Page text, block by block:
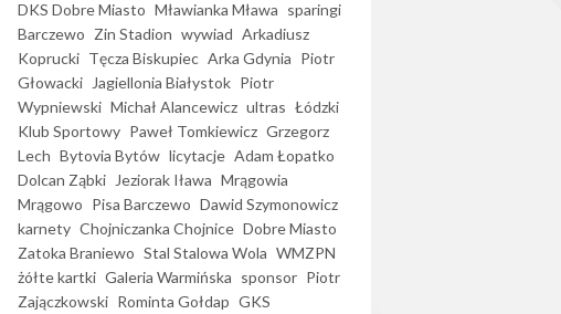
DKS Dobre Miasto Mławianka Mława sparingi
Barczewo Zin Stadion wywiad Arkadiusz
Koprucki Tęcza Biskupiec Arka Gdynia Piotr
Głowacki
Jagiellonia Białystok Piotr
Wypniewski Michał Alancewicz ultras Łódzki
Klub Sportowy Paweł Tomkiewicz Grzegorz
Lech Bytovia Bytów licytacje Adam Łopatko
Dolcan Ząbki
Jeziorak Iława Mrągowia
Mrągowo Pisa Barczewo Dawid Szymonowicz
karnety Chojniczanka Chojnice Dobre Miasto
Zatoka Braniewo Stal Stalowa Wola WMZPN
żółte kartki Galeria Warmińska sponsor Piotr
Zajączkowski Rominta Gołdap GKS